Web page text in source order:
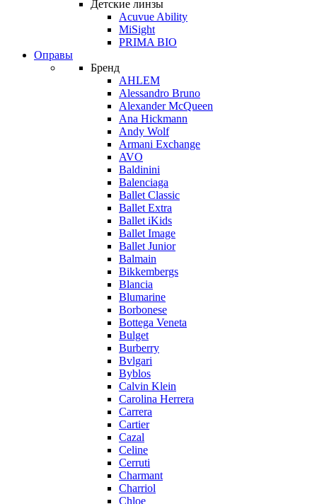
Детские линзы
Acuvue Ability
MiSight
PRIMA BIO
Оправы
Бренд
AHLEM
Alessandro Bruno
Alexander McQueen
Ana Hickmann
Andy Wolf
Armani Exchange
AVO
Baldinini
Balenciaga
Ballet Classic
Ballet Extra
Ballet iKids
Ballet Image
Ballet Junior
Balmain
Bikkembergs
Blancia
Blumarine
Borbonese
Bottega Veneta
Bulget
Burberry
Bvlgari
Byblos
Calvin Klein
Carolina Herrera
Carrera
Cartier
Cazal
Celine
Cerruti
Charmant
Charriol
Chloe